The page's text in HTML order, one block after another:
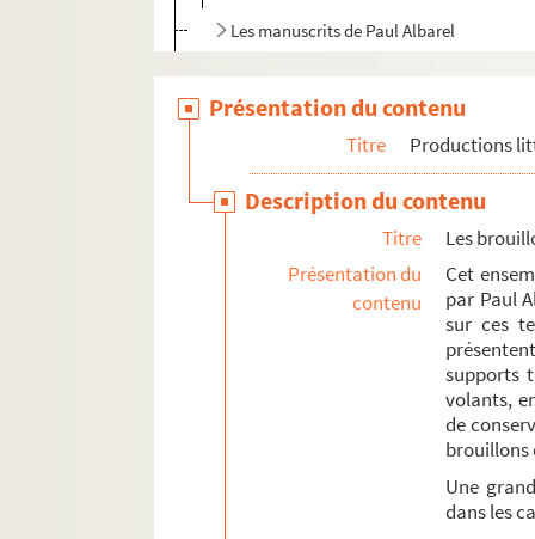
Les manuscrits de Paul Albarel
Les publications de Paul Albarel
Documents relatifs aux publications de
Travaux d'érudition et sociétés savantes
La Grande Guerre et le front d'Orient
Présentation du contenu
Titre Productions
Description du contenu
Titre
Les
Présentation du
contenu
Cet
par Paul
sur ces
supports
volants,
de
Une
dans les